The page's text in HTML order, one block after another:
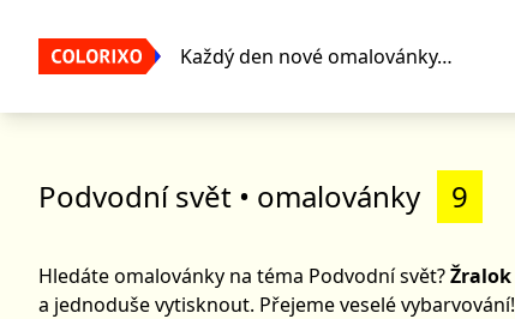
Každý den nové omalovánky…
Podvodní svět • omalovánky 9
Hledáte omalovánky na téma Podvodní svět?Žralok
a jednoduše vytisknout. Přejeme veselé vybarvování!